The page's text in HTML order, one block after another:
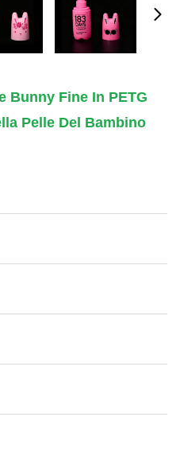
Bunny Fine In PETG
Pelle Del Bambino